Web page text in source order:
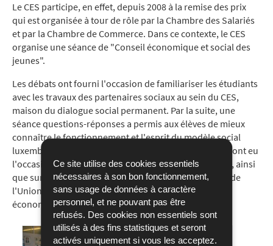
Ce site utilise des cookies essentiels
nécessaires à son bon fonctionnement,
sans usage de données à caractère
personnel, et ne pouvant pas être
refusés. Des cookies non essentiels sont
utilisés à des fins statistiques et seront
activés uniquement si vous les acceptez.
Le CES participe, en effet, depuis 2008 à la remise des prix
qui est organisée à tour de rôle par la Chambre des Salariés
et par la Chambre de Commerce. Dans ce contexte, le CES
organise une séance de "Conseil économique et social des
jeunes".
Les débats ont fourni l'occasion de familiariser les étudiants
avec les travaux des partenaires sociaux au sein du CES,
maison du dialogue social permanent. Par la suite, une
séance questions-réponses a permis aux élèves de mieux
connaître le fonctionnement et l'esprit du modèle social
luxembourgeois, tandis que les représentants du CES ont eu
l'occasion de s'informer sur les aspirations des élèves, ainsi
que sur leurs vues quant à l'avenir du Luxembourg et de
l'Union européenne, que ce soit d'un point de vue
économique ou social.